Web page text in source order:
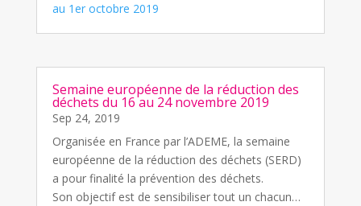
au 1er octobre 2019
Semaine européenne de la réduction des
déchets du 16 au 24 novembre 2019
Sep 24, 2019
Organisée en France par l’ADEME, la semaine
européenne de la réduction des déchets (SERD)
a pour finalité la prévention des déchets.
Son objectif est de sensibiliser tout un chacun…